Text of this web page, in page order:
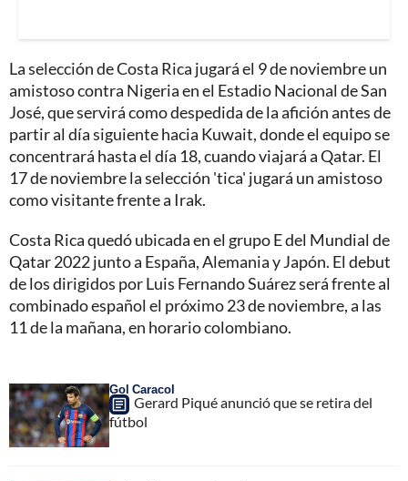
La selección de Costa Rica jugará el 9 de noviembre un
amistoso contra Nigeria en el Estadio Nacional de San
José, que servirá como despedida de la afición antes de
partir al día siguiente hacia Kuwait, donde el equipo se
concentrará hasta el día 18, cuando viajará a Qatar. El
17 de noviembre la selección 'tica' jugará un amistoso
como visitante frente a Irak.
Costa Rica quedó ubicada en el grupo E del Mundial de
Qatar 2022 junto a España, Alemania y Japón. El debut
de los dirigidos por Luis Fernando Suárez será frente al
combinado español el próximo 23 de noviembre, a las
11 de la mañana, en horario colombiano.
Gol Caracol
Gerard Piqué anunció que se retira del
fútbol